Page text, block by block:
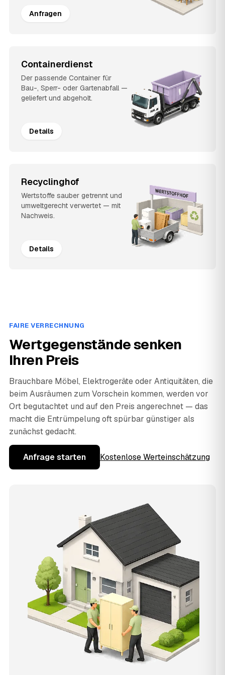
Anfragen
Containerdienst
Der passende Container für
Bau-, Sperr- oder Gartenabfall —
geliefert und abgeholt.
Details
Recyclinghof
Wertstoffe sauber getrennt und
umweltgerecht verwertet — mit
Nachweis.
Details
FAIRE VERRECHNUNG
Wertgegenstände senken
Ihren Preis
Brauchbare Möbel, Elektrogeräte oder Antiquitäten, die
beim Ausräumen zum Vorschein kommen, werden vor
Ort begutachtet und auf den Preis angerechnet — das
macht die Entrümpelung oft spürbar günstiger als
zunächst gedacht.
Anfrage starten Kostenlose Werteinschätzung